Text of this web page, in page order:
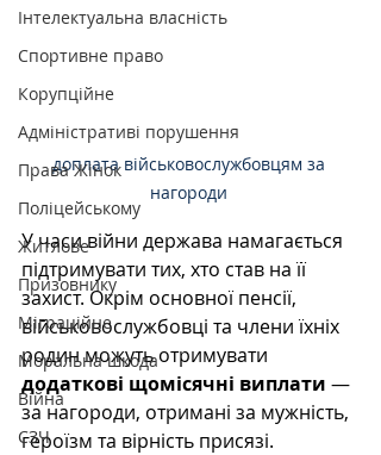
Інтелектуальна власність
Спортивне право
Корупційне
Адміністративі порушення
Права Жінок
Поліцейському
Житлове
Призовнику
Міграційне
Моральна шкода
Війна
СЗЧ
доплата військовослужбовцям за
нагороди
У часи війни держава намагається
підтримувати тих, хто став на її
захист. Окрім основної пенсії,
військовослужбовці та члени їхніх
родин можуть отримувати
додаткові щомісячні виплати —
за нагороди, отримані за мужність,
героїзм та вірність присязі.